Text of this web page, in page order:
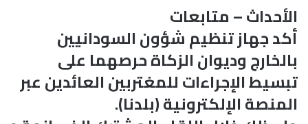
الأحداث – متابعات
أكد جهاز تنظيم شؤون السودانيين
بالخارج وديوان الزكاة حرصهما على
تبسيط الإجراءات للمغتربين العائدين عبر
المنصة الإلكترونية (بلدنا).